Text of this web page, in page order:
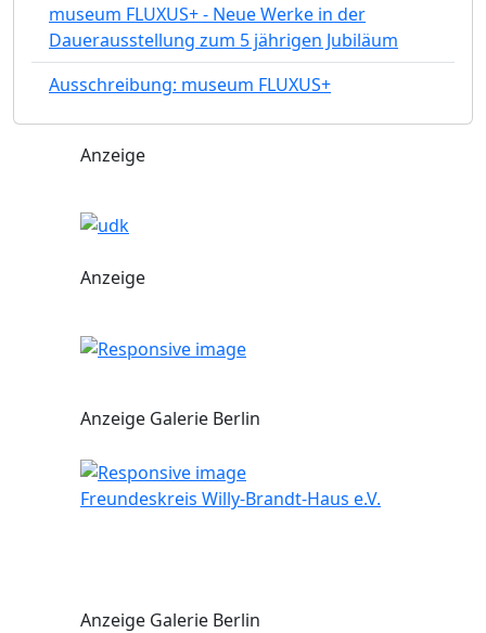
museum FLUXUS+ - Neue Werke in der
Dauerausstellung zum 5 jährigen Jubiläum
Ausschreibung: museum FLUXUS+
Anzeige
Anzeige
Anzeige Galerie Berlin
Freundeskreis Willy-Brandt-Haus e.V.
Anzeige Galerie Berlin